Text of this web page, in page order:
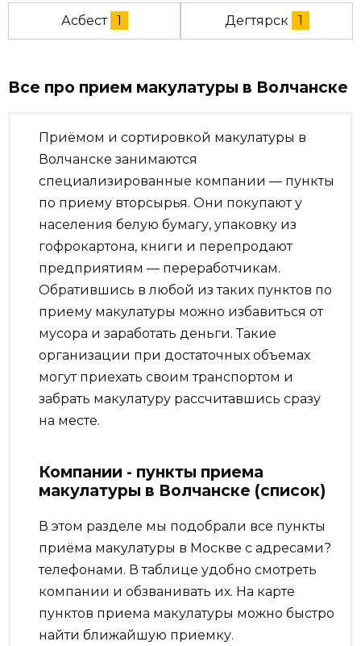
Асбест 1 Дегтярск 1
Все про прием макулатуры в Волчанске
Приёмом и сортировкой макулатуры в
Волчанске занимаются
специализированные компании — пункты
по приему вторсырья. Они покупают у
населения белую бумагу, упаковку из
гофрокартона, книги и перепродают
предприятиям — переработчикам.
Обратившись в любой из таких пунктов по
приему макулатуры можно избавиться от
мусора и заработать деньги. Такие
организации при достаточных объемах
могут приехать своим транспортом и
забрать макулатуру рассчитавшись сразу
на месте.
Компании - пункты приема
макулатуры в Волчанске (список)
В этом разделе мы подобрали все пункты
приёма макулатуры в Москве с адресами?
телефонами. В таблице удобно смотреть
компании и обзванивать их. На карте
пунктов приема макулатуры можно быстро
найти ближайшую приемку.